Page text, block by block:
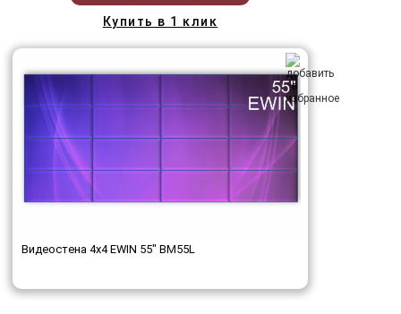
Купить в 1 клик
Видеостена 4x4 EWIN 55" BM55L